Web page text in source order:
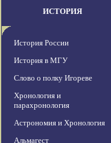
ИСТОРИЯ
История России
История в МГУ
Слово о полку Игореве
Хронология и
парахронология
Астрономия и Хронология
Альмагест